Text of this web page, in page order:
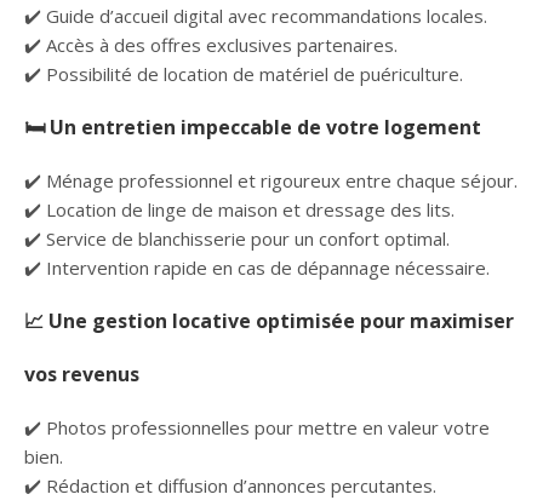
✔️ Guide d’accueil digital avec recommandations locales.
✔️ Accès à des offres exclusives partenaires.
✔️ Possibilité de location de matériel de puériculture.
🛏️ Un entretien impeccable de votre logement
✔️ Ménage professionnel et rigoureux entre chaque séjour.
✔️ Location de linge de maison et dressage des lits.
✔️ Service de blanchisserie pour un confort optimal.
✔️ Intervention rapide en cas de dépannage nécessaire.
📈 Une gestion locative optimisée pour maximiser
vos revenus
✔️ Photos professionnelles pour mettre en valeur votre
bien.
✔️ Rédaction et diffusion d’annonces percutantes.